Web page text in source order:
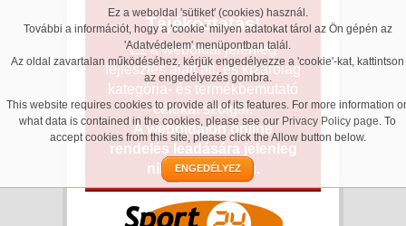
Ez a weboldal 'sütiket' (cookies) használ.
További a információt, hogy a 'cookie' milyen adatokat tárol az Ön gépén az
'Adatvédelem' menüpontban talál.
Az oldal zavartalan működéséhez, kérjük engedélyezze a 'cookie'-kat, kattintson
az engedélyezés gombra.
This website requires cookies to provide all of its features. For more information
what data is contained in the cookies, please see our Privacy Policy page. To
accept cookies from this site, please click the Allow button below.
ENGEDÉLYEZ
Tájékoztatás!
Ez a weboldal jelenleg
fejlesztés alatt áll, és kizárólag
kategória- és termékbemutató
célokat szolgál.
A weboldalon online
rendelés leadására jelenleg
nincs lehetőség.